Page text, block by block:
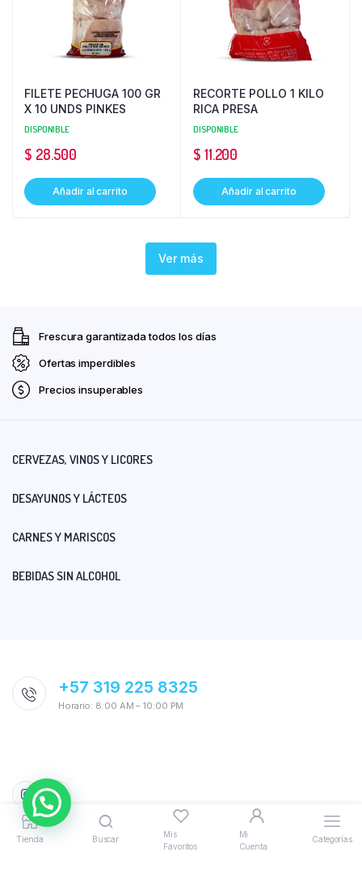
Tienda Buscar
Mis
Favoritos
Mi
Cuenta
Categorías
FILETE PECHUGA 100 GR
X 10 UNDS PINKES
DISPONIBLE
$ 28.500
Añadir al carrito
RECORTE POLLO 1 KILO
RICA PRESA
DISPONIBLE
$ 11.200
Añadir al carrito
Ver más
Frescura garantizada todos los días
Ofertas imperdibles
Precios insuperables
CERVEZAS, VINOS Y LICORES
DESAYUNOS Y LÁCTEOS
CARNES Y MARISCOS
BEBIDAS SIN ALCOHOL
+57 319 225 8325
Horario: 8:00 AM – 10:00 PM